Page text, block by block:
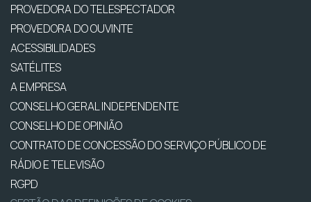
PROVEDORA DO TELESPECTADOR
PROVEDORA DO OUVINTE
ACESSIBILIDADES
SATÉLITES
A EMPRESA
CONSELHO GERAL INDEPENDENTE
CONSELHO DE OPINIÃO
CONTRATO DE CONCESSÃO DO SERVIÇO PÚBLICO DE
RÁDIO E TELEVISÃO
RGPD